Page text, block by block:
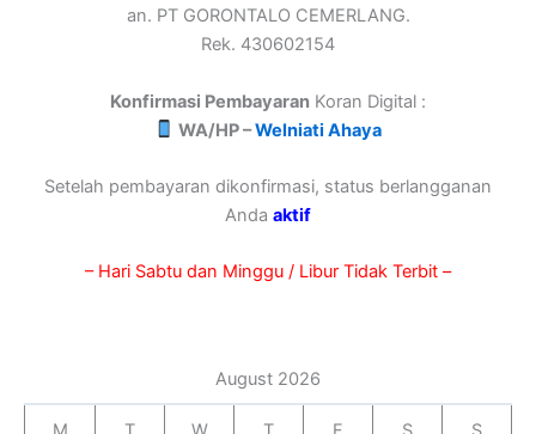
an. PT GORONTALO CEMERLANG.
Rek. 430602154
Konfirmasi Pembayaran Koran Digital :
WA/HP –Welniati Ahaya
Setelah pembayaran dikonfirmasi, status berlangganan
Anda aktif
– Hari Sabtu dan Minggu / Libur Tidak Terbit –
August 2026